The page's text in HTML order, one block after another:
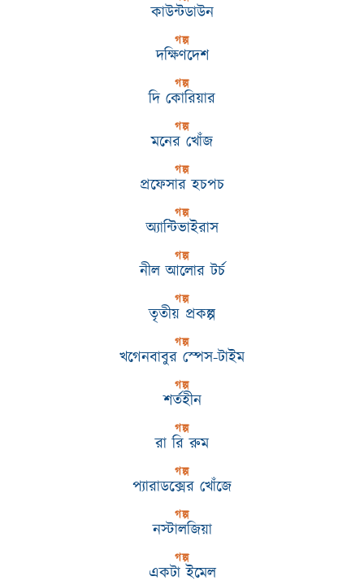
কাউন্টডাউন
গল্প
দক্ষিণদেশ
গল্প
দি কোরিয়ার
গল্প
মনের খোঁজ
গল্প
প্রফেসার হচপচ
গল্প
অ্যান্টিভাইরাস
গল্প
নীল আলোর টর্চ
গল্প
তৃতীয় প্রকল্প
গল্প
খগেনবাবুর স্পেস-টাইম
গল্প
শর্তহীন
গল্প
রা রি রুম
গল্প
প্যারাডক্সের খোঁজে
গল্প
নস্টালজিয়া
গল্প
একটা ইমেল